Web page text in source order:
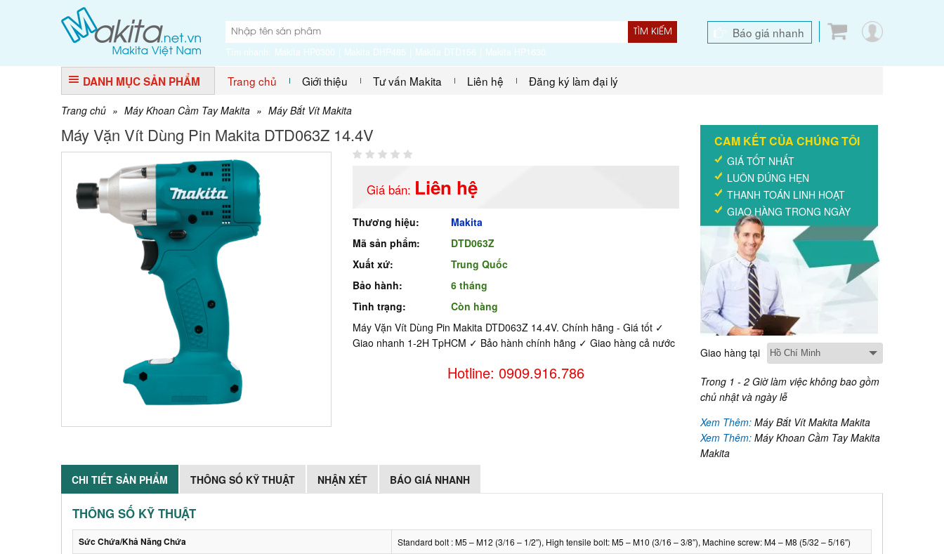
TÌM KIẾM
Tìm nhanh: Makita HP0300 Makita DHP485 Makita DTD156 Makita HP1630
Báo giá nhanh
DANH MỤC SẢN PHẨM Trang chủ Giới thiệu Tư vấn Makita Liên hệ Đăng ký làm đại lý
Trang chủ » Máy Khoan Cầm Tay Makita » Máy Bắt Vít Makita
Máy Vặn Vít Dùng Pin Makita DTD063Z 14.4V
Giá bán: Liên hệ
Thương hiệu:
Makita
Mã sản phẩm:
DTD063Z
Xuất xứ:
Trung Quốc
Bảo hành:
6 tháng
Tình trạng:
Còn hàng
Máy Vặn Vít Dùng Pin Makita DTD063Z 14.4V. Chính hãng - Giá tốt ✓
Giao nhanh 1-2H TpHCM ✓ Bảo hành chính hãng ✓ Giao hàng cả nước
Hotline: 0909.916.786
CAM KẾT CỦA CHÚNG TÔI
GIÁ TỐT NHẤT
LUÔN ĐÚNG HẸN
THANH TOÁN LINH HOẠT
GIAO HÀNG TRONG NGÀY
Giao hàng tại
Trong 1 - 2 Giờ làm việc không bao gồm
chủ nhật và ngày lễ
Xem Thêm: Máy Bắt Vít Makita Makita
Xem Thêm: Máy Khoan Cầm Tay Makita
Makita
CHI TIẾT SẢN PHẨM
THÔNG SỐ KỸ THUẬT NHẬN XÉT BÁO GIÁ NHANH
THÔNG SỐ KỸ THUẬT
Sức Chứa/Khả Năng Chứa Standard bolt : M5 – M12 (3/16 – 1/2″), High tensile bolt: M5 – M10 (3/16 – 3/8″), Machine screw: M4 – M8 (5/32 – 5/16″)